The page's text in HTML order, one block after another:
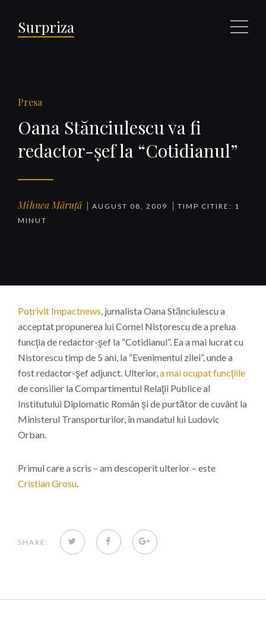
Surpriza Meniu
Presa
Oana Stănciulescu va fi
redactor-şef la “Cotidianul”
Mihnea Măruță AUGUST 08, 2009
TIMP CITIRE: 1
MINUT
Potrivit Impactnews, jurnalista Oana Stănciulescu a
acceptat propunerea lui Cornel Nistorescu de a prelua
funcţia de redactor-şef la “Cotidianul”. Ea a mai lucrat cu
Nistorescu timp de 5 ani, la “Evenimentul zilei”, unde a
fost redactor-şef adjunct. Ulterior,a mai ocupat funcţiile
de consilier la Compartimentul Relaţii Publice al
Institutului Diplomatic Român şi de purtător de cuvânt la
Ministerul Transporturilor, în mandatul lui Ludovic
Orban.
Primul care a scris – am descoperit ulterior – este
Cristian Grosu.
SHARE: TWITTERFACEBOOKGOOGLE+